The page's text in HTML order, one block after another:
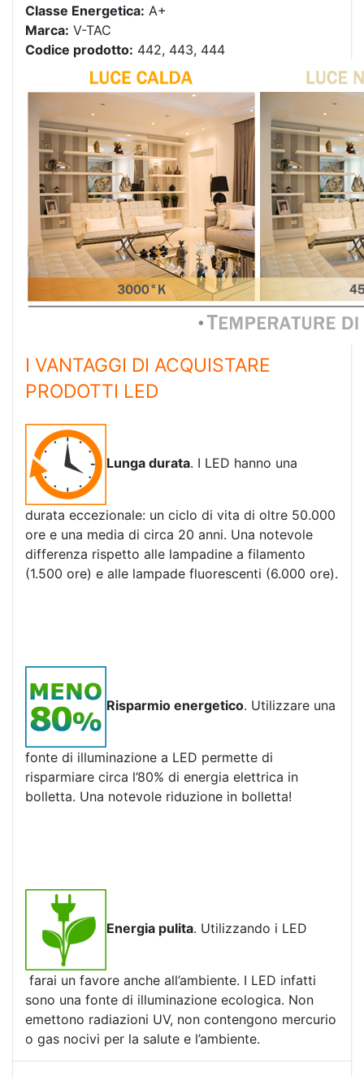
Classe Energetica: A+
Marca: V-TAC
Codice prodotto: 442, 443, 444
I VANTAGGI DI ACQUISTARE
PRODOTTI LED
Lunga durata. I LED hanno una
durata eccezionale: un ciclo di vita di oltre 50.000
ore e una media di circa 20 anni. Una notevole
differenza rispetto alle lampadine a filamento
(1.500 ore) e alle lampade fluorescenti (6.000 ore).
Risparmio energetico. Utilizzare una
fonte di illuminazione a LED permette di
risparmiare circa l’80% di energia elettrica in
bolletta. Una notevole riduzione in bolletta!
Energia pulita. Utilizzando i LED
farai un favore anche all’ambiente. I LED infatti
sono una fonte di illuminazione ecologica. Non
emettono radiazioni UV, non contengono mercurio
o gas nocivi per la salute e l’ambiente.